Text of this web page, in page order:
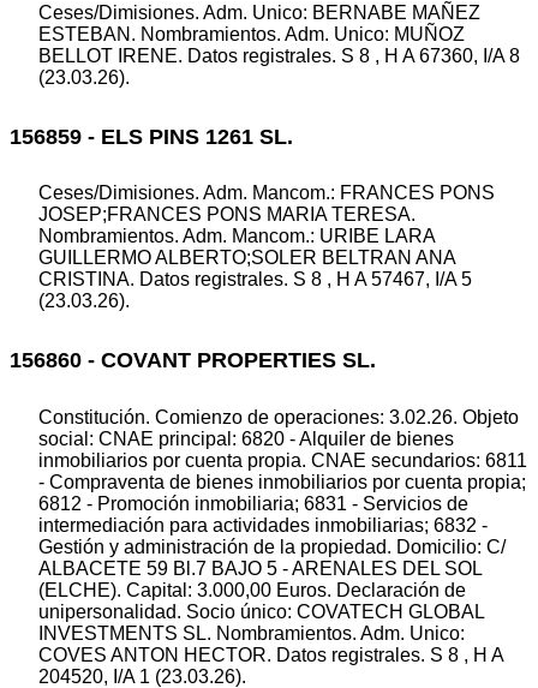
Ceses/Dimisiones. Adm. Unico: BERNABE MAÑEZ
ESTEBAN. Nombramientos. Adm. Unico: MUÑOZ
BELLOT IRENE. Datos registrales. S 8 , H A 67360, I/A 8
(23.03.26).
156859 - ELS PINS 1261 SL.
Ceses/Dimisiones. Adm. Mancom.: FRANCES PONS
JOSEP;FRANCES PONS MARIA TERESA.
Nombramientos. Adm. Mancom.: URIBE LARA
GUILLERMO ALBERTO;SOLER BELTRAN ANA
CRISTINA. Datos registrales. S 8 , H A 57467, I/A 5
(23.03.26).
156860 - COVANT PROPERTIES SL.
Constitución. Comienzo de operaciones: 3.02.26. Objeto
social: CNAE principal: 6820 - Alquiler de bienes
inmobiliarios por cuenta propia. CNAE secundarios: 6811
- Compraventa de bienes inmobiliarios por cuenta propia;
6812 - Promoción inmobiliaria; 6831 - Servicios de
intermediación para actividades inmobiliarias; 6832 -
Gestión y administración de la propiedad. Domicilio: C/
ALBACETE 59 Bl.7 BAJO 5 - ARENALES DEL SOL
(ELCHE). Capital: 3.000,00 Euros. Declaración de
unipersonalidad. Socio único: COVATECH GLOBAL
INVESTMENTS SL. Nombramientos. Adm. Unico:
COVES ANTON HECTOR. Datos registrales. S 8 , H A
204520, I/A 1 (23.03.26).